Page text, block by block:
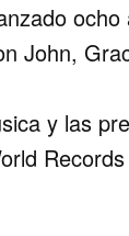
John,
y las